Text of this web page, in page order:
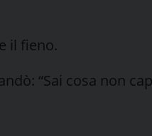
il fieno.
“Sai cosa non